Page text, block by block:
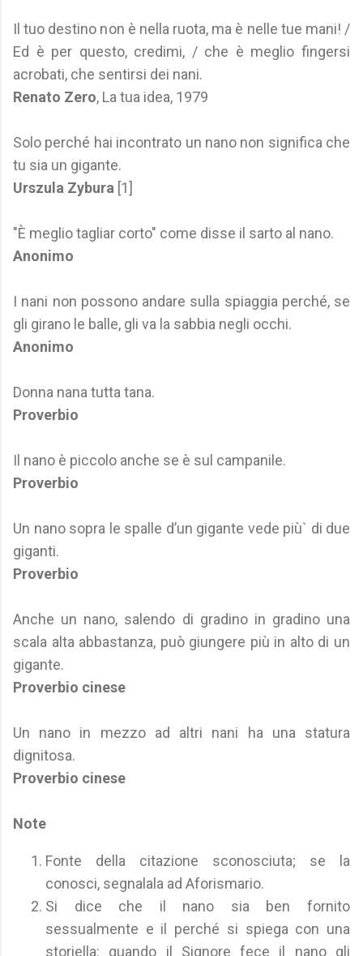
Il tuo destino non è nella ruota, ma è nelle tue mani! /
Ed è per questo, credimi, / che è meglio fingersi
acrobati, che sentirsi dei nani.
Renato Zero, La tua idea, 1979
Solo perché hai incontrato un nano non significa che
tu sia un gigante.
Urszula Zybura [1]
"È meglio tagliar corto" come disse il sarto al nano.
Anonimo
I nani non possono andare sulla spiaggia perché, se
gli girano le balle, gli va la sabbia negli occhi.
Anonimo
Donna nana tutta tana.
Proverbio
Il nano è piccolo anche se è sul campanile.
Proverbio
Un nano sopra le spalle d’un gigante vede più` di due
giganti.
Proverbio
Anche un nano, salendo di gradino in gradino una
scala alta abbastanza, può giungere più in alto di un
gigante.
Proverbio cinese
Un nano in mezzo ad altri nani ha una statura
dignitosa.
Proverbio cinese
Note
Fonte della citazione sconosciuta; se la
conosci, segnalala ad Aforismario.
Si dice che il nano sia ben fornito
sessualmente e il perché si spiega con una
storiella: quando il Signore fece il nano gli